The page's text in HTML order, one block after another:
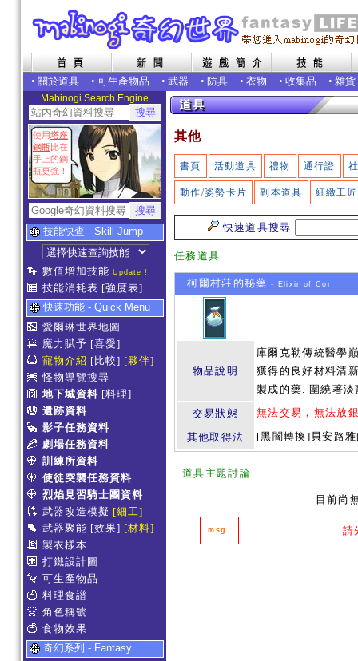
• 關於道具 • 可生產物品 • 武器 • 防具 • 衣物 • 收集品 • 雜貨
Mabinogi Search Engine
使用塔座
鋼瓶比在
手上的鋼
瓶更強！
技能快查 - Skill Jump
數值增加技能 Update !
技能消耗表 [強度表]
快速功能 - Quick Menu
愛爾琳世界地圖
魔力賦予 [喜愛]
寵物介紹 [比較] [夥伴]
怪物導覽搜尋
地下城資料 [料理]
遺跡資料
影子任務資料
劇場任務資料
訓練所資料
使徒突襲任務資料
烈焰見習騎士團資料
武器改造模擬 [細工]
武器聚能 [效果] [材料]
製衣樣本
打鐵設計圖
可生產物品
料理食譜
角色稱號
食物效果
奇幻系列 - Fantasy
其他
書頁 活動道具 禮物 通行證
動作/姿勢卡片 副本道具 細緻工
快速道具搜尋
任務道具
柯爾村莊的秘藥 - Elixir of Cor
物品說明
庫爾克勒傳統醫學
獲得的良好材料清
製成的藥. 圍繞著
交易狀態
無法交易，無法放
其他取得法 [黑闇轉換]貝安路
道具主題討論
目前尚
msg. 請